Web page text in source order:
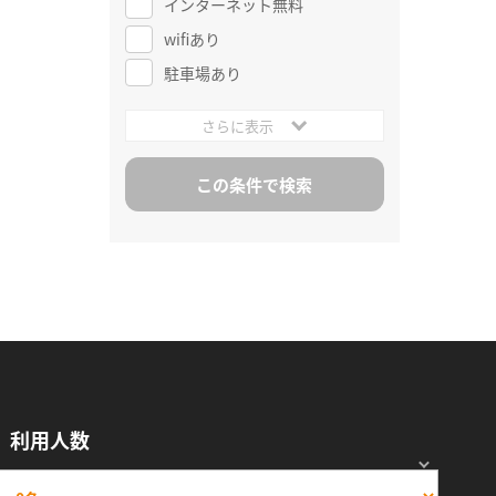
wifiあり
駐車場あり
さらに表示
利用人数